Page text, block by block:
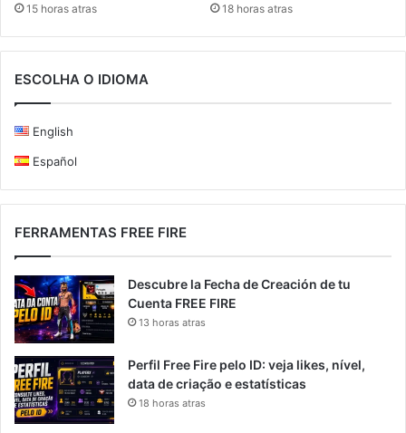
15 horas atras 18 horas atras
ESCOLHA O IDIOMA
English
Español
FERRAMENTAS FREE FIRE
Descubre la Fecha de Creación de tu
Cuenta FREE FIRE
13 horas atras
Perfil Free Fire pelo ID: veja likes, nível,
data de criação e estatísticas
18 horas atras